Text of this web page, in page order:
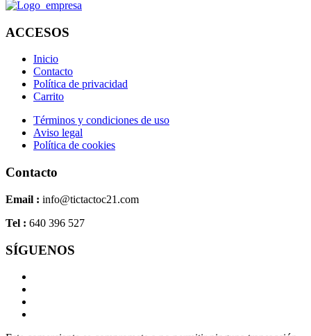
ACCESOS
Inicio
Contacto
Política de privacidad
Carrito
Términos y condiciones de uso
Aviso legal
Política de cookies
Contacto
Email : info@tictactoc21.com
Tel : 640 396 527
SÍGUENOS